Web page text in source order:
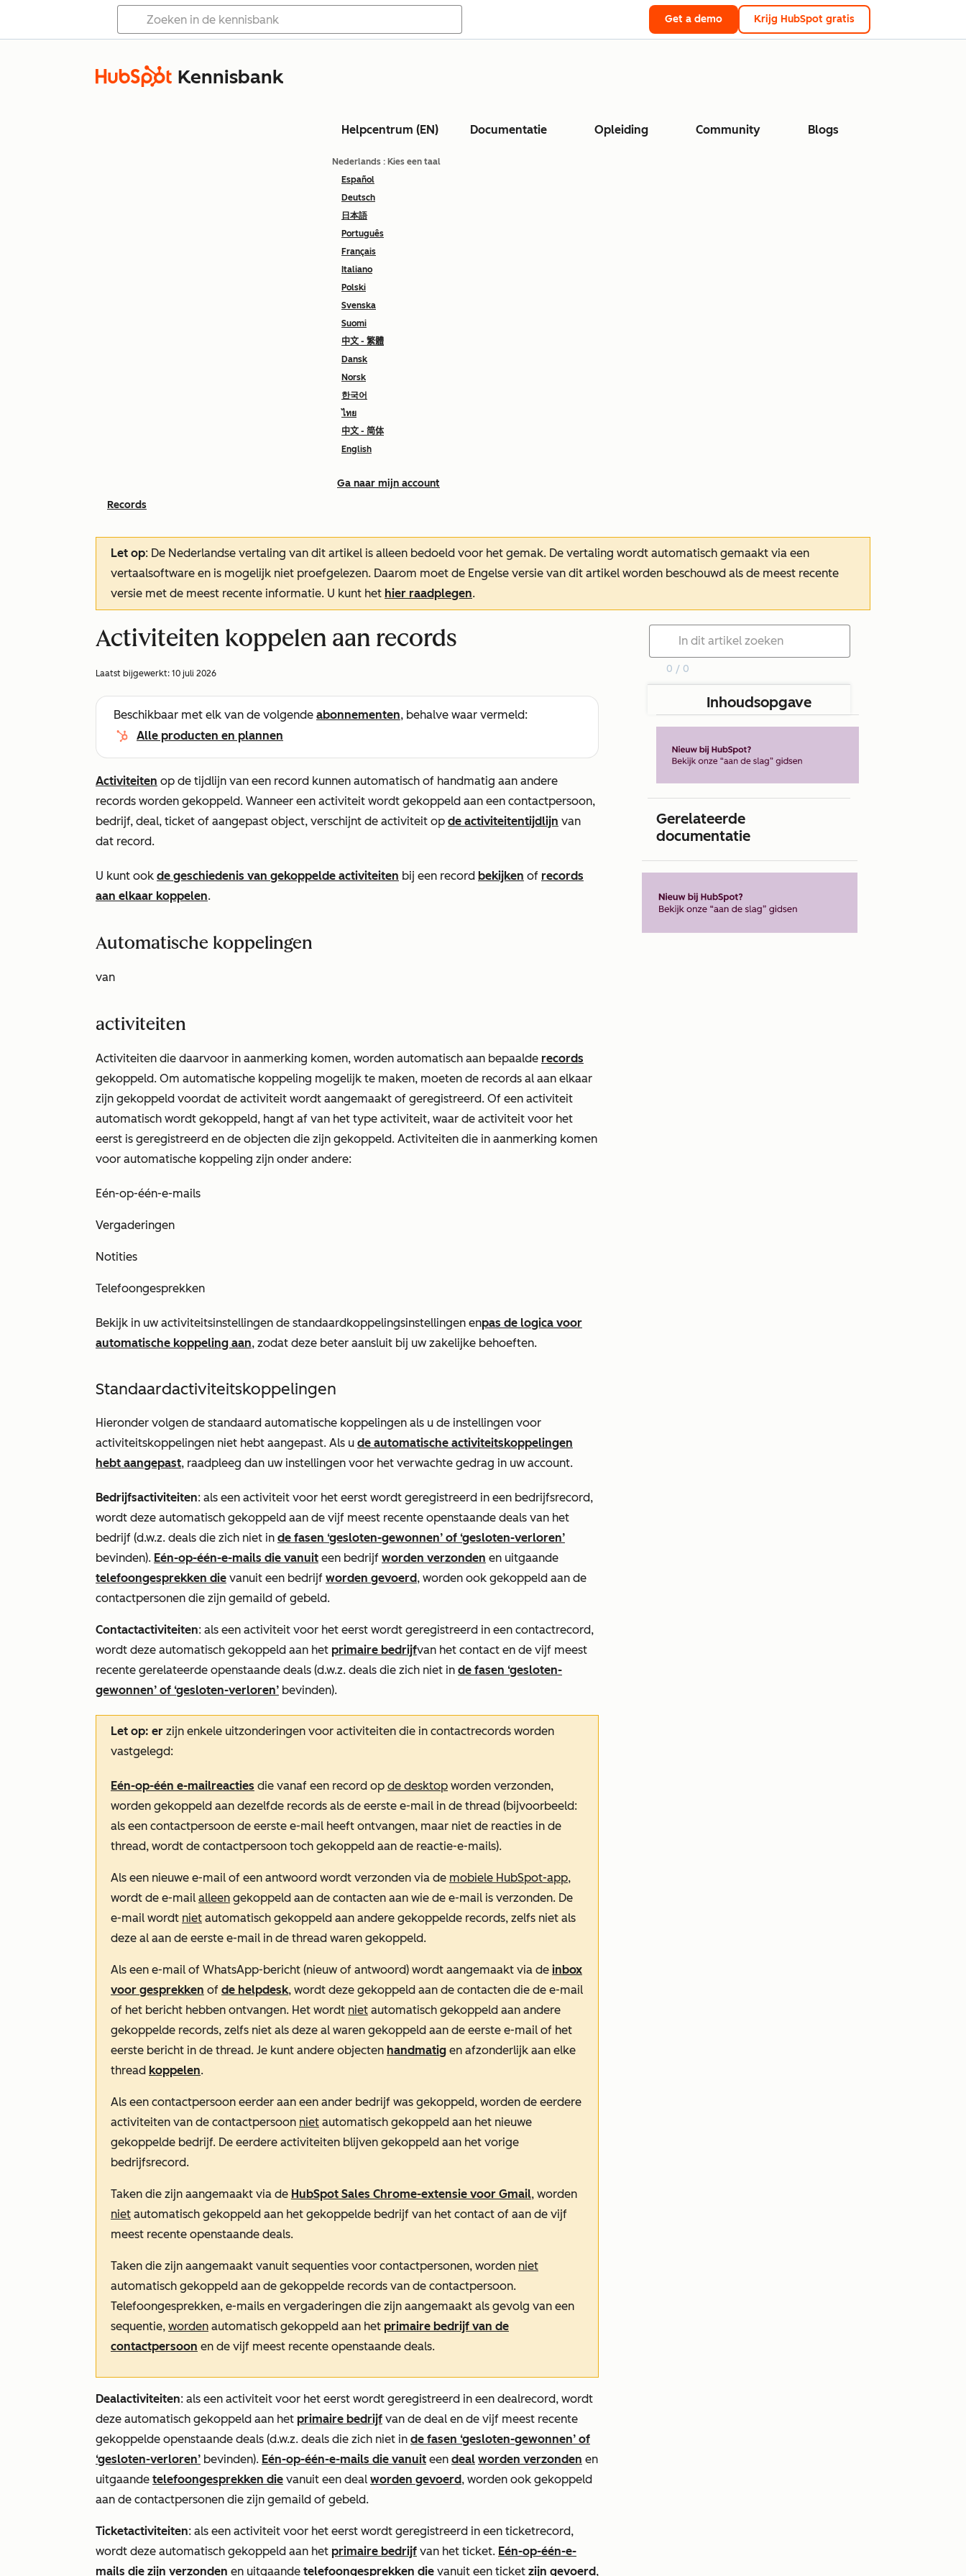
Get a demo Krijg HubSpot gratis
Kennisbank
Helpcentrum (EN) Documentatie Opleiding Community Blogs
Nederlands : Kies een taal
Español
Deutsch
日本語
Português
Français
Italiano
Polski
Svenska
Suomi
中文 - 繁體
Dansk
Norsk
한국어
ไทย
中文 - 简体
English
Ga naar mijn account
Records
Let op: De Nederlandse vertaling van dit artikel is alleen bedoeld voor het gemak. De vertaling wordt automatisch gemaakt via een
vertaalsoftware en is mogelijk niet proefgelezen. Daarom moet de Engelse versie van dit artikel worden beschouwd als de meest recente
versie met de meest recente informatie. U kunt het hier raadplegen.
Activiteiten koppelen aan records
Laatst bijgewerkt: 10 juli 2026
Beschikbaar met elk van de volgende abonnementen, behalve waar vermeld:
Alle producten en plannen
Activiteiten op de tijdlijn van een record kunnen automatisch of handmatig aan andere
records worden gekoppeld. Wanneer een activiteit wordt gekoppeld aan een contactpersoon,
bedrijf, deal, ticket of aangepast object, verschijnt de activiteit op de activiteitentijdlijn van
dat record.
U kunt ook de geschiedenis van gekoppelde activiteiten bij een record bekijken of records
aan elkaar koppelen.
Automatische koppelingen
van
activiteiten
Activiteiten die daarvoor in aanmerking komen, worden automatisch aan bepaalde records
gekoppeld. Om automatische koppeling mogelijk te maken, moeten de records al aan elkaar
zijn gekoppeld voordat de activiteit wordt aangemaakt of geregistreerd. Of een activiteit
automatisch wordt gekoppeld, hangt af van het type activiteit, waar de activiteit voor het
eerst is geregistreerd en de objecten die zijn gekoppeld. Activiteiten die in aanmerking komen
voor automatische koppeling zijn onder andere:
Eén-op-één-e-mails
Vergaderingen
Notities
Telefoongesprekken
Bekijk in uw activiteitsinstellingen de standaardkoppelingsinstellingen enpas de logica voor
automatische koppeling aan, zodat deze beter aansluit bij uw zakelijke behoeften.
Standaardactiviteitskoppelingen
Hieronder volgen de standaard automatische koppelingen als u de instellingen voor
activiteitskoppelingen niet hebt aangepast. Als u de automatische activiteitskoppelingen
hebt aangepast, raadpleeg dan uw instellingen voor het verwachte gedrag in uw account.
Bedrijfsactiviteiten: als een activiteit voor het eerst wordt geregistreerd in een bedrijfsrecord,
wordt deze automatisch gekoppeld aan de vijf meest recente openstaande deals van het
bedrijf (d.w.z. deals die zich niet in de fasen ‘gesloten-gewonnen’ of ‘gesloten-verloren’
bevinden). Eén-op-één-e-mails die vanuit een bedrijf worden verzonden en uitgaande
telefoongesprekken die vanuit een bedrijf worden gevoerd, worden ook gekoppeld aan de
contactpersonen die zijn gemaild of gebeld.
Contactactiviteiten: als een activiteit voor het eerst wordt geregistreerd in een contactrecord,
wordt deze automatisch gekoppeld aan het primaire bedrijfvan het contact en de vijf meest
recente gerelateerde openstaande deals (d.w.z. deals die zich niet in de fasen ‘gesloten-
gewonnen’ of ‘gesloten-verloren’ bevinden).
Let op: er zijn enkele uitzonderingen voor activiteiten die in contactrecords worden
vastgelegd:
Eén-op-één e-mailreacties die vanaf een record op de desktop worden verzonden,
worden gekoppeld aan dezelfde records als de eerste e-mail in de thread (bijvoorbeeld:
als een contactpersoon de eerste e-mail heeft ontvangen, maar niet de reacties in de
thread, wordt de contactpersoon toch gekoppeld aan de reactie-e-mails).
Als een nieuwe e-mail of een antwoord wordt verzonden via de mobiele HubSpot-app,
wordt de e-mail alleen gekoppeld aan de contacten aan wie de e-mail is verzonden. De
e-mail wordt niet automatisch gekoppeld aan andere gekoppelde records, zelfs niet als
deze al aan de eerste e-mail in de thread waren gekoppeld.
Als een e-mail of WhatsApp-bericht (nieuw of antwoord) wordt aangemaakt via de inbox
voor gesprekken of de helpdesk, wordt deze gekoppeld aan de contacten die de e-mail
of het bericht hebben ontvangen. Het wordt niet automatisch gekoppeld aan andere
gekoppelde records, zelfs niet als deze al waren gekoppeld aan de eerste e-mail of het
eerste bericht in de thread. Je kunt andere objecten handmatig en afzonderlijk aan elke
thread koppelen.
Als een contactpersoon eerder aan een ander bedrijf was gekoppeld, worden de eerdere
activiteiten van de contactpersoon niet automatisch gekoppeld aan het nieuwe
gekoppelde bedrijf. De eerdere activiteiten blijven gekoppeld aan het vorige
bedrijfsrecord.
Taken die zijn aangemaakt via de HubSpot Sales Chrome-extensie voor Gmail, worden
niet automatisch gekoppeld aan het gekoppelde bedrijf van het contact of aan de vijf
meest recente openstaande deals.
Taken die zijn aangemaakt vanuit sequenties voor contactpersonen, worden niet
automatisch gekoppeld aan de gekoppelde records van de contactpersoon.
Telefoongesprekken, e-mails en vergaderingen die zijn aangemaakt als gevolg van een
sequentie, worden automatisch gekoppeld aan het primaire bedrijf van de
contactpersoon en de vijf meest recente openstaande deals.
Dealactiviteiten: als een activiteit voor het eerst wordt geregistreerd in een dealrecord, wordt
deze automatisch gekoppeld aan het primaire bedrijf van de deal en de vijf meest recente
gekoppelde openstaande deals (d.w.z. deals die zich niet in de fasen ‘gesloten-gewonnen’ of
‘gesloten-verloren’ bevinden). Eén-op-één-e-mails die vanuit een deal worden verzonden en
uitgaande telefoongesprekken die vanuit een deal worden gevoerd, worden ook gekoppeld
aan de contactpersonen die zijn gemaild of gebeld.
Ticketactiviteiten: als een activiteit voor het eerst wordt geregistreerd in een ticketrecord,
wordt deze automatisch gekoppeld aan het primaire bedrijf van het ticket. Eén-op-één-e-
mails die zijn verzonden en uitgaande telefoongesprekken die vanuit een ticket zijn gevoerd,
0 / 0
Inhoudsopgave
Gerelateerde
documentatie